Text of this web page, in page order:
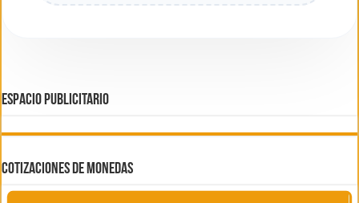
ESPACIO PUBLICITARIO
COTIZACIONES DE MONEDAS